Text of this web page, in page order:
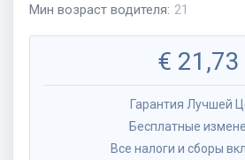
Мин возраст водителя: 21
€ 21,73
Гарантия Лучшей
Бесплатные
Все налоги и сборы